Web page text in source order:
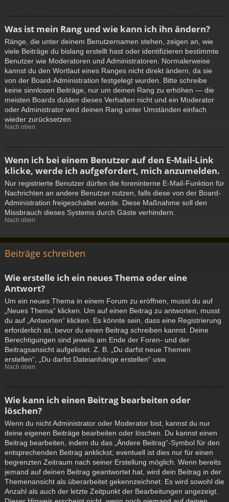
Was ist mein Rang und wie kann ich ihn ändern?
Ränge, die unter deinem Benutzernamen stehen, zeigen an, wie
viele Beiträge du bislang erstellt hast oder identifizieren bestimmte
Benutzer wie Moderatoren und Administratoren. Normalerweise
kannst du den Wortlaut eines Ranges nicht direkt ändern, da sie
von der Board-Administration festgelegt wurden. Bitte schreibe
keine sinnlosen Beiträge, nur um deinen Rang zu erhöhen — die
meisten Boards dulden dieses Verhalten nicht und ein Moderator
oder Administrator wird deinen Rang unter Umständen einfach
wieder zurücksetzen.
Nach oben
Wenn ich bei einem Benutzer auf den E-Mail-Link
klicke, werde ich aufgefordert, mich anzumelden.
Nur registrierte Benutzer dürfen die foreninterne E-Mail-Funktion für
Nachrichten an andere Benutzer nutzen, falls diese von der Board-
Administration freigeschaltet wurde. Diese Maßnahme soll den
Missbrauch dieses Systems durch Gäste verhindern.
Nach oben
Beiträge schreiben
Wie erstelle ich ein neues Thema oder eine
Antwort?
Um ein neues Thema in einem Forum zu eröffnen, musst du auf
„Neues Thema“ klicken. Um auf einen Beitrag zu antworten, musst
du auf „Antworten“ klicken. Es könnte sein, dass eine Registrierung
erforderlich ist, bevor du einen Beitrag schreiben kannst. Deine
Berechtigungen sind jeweils am Ende der Foren- und der
Beitragsansicht aufgelistet. Z. B. „Du darfst neue Themen
erstellen“, „Du darfst Dateianhänge erstellen“ usw.
Nach oben
Wie kann ich einen Beitrag bearbeiten oder
löschen?
Wenn du nicht Administrator oder Moderator bist, kannst du nur
deine eigenen Beiträge bearbeiten oder löschen. Du kannst einen
Beitrag bearbeiten, indem du das „Ändere Beitrag“-Symbol für den
entsprechenden Beitrag anklickst; eventuell ist dies nur für einen
begrenzten Zeitraum nach seiner Erstellung möglich. Wenn bereits
jemand auf deinen Beitrag geantwortet hat, wird dein Beitrag in der
Themenansicht als überarbeitet gekennzeichnet. Es wird sowohl die
Anzahl als auch der letzte Zeitpunkt der Bearbeitungen angezeigt.